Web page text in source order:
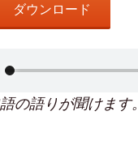
ダウンロード
の語りが聞けます。